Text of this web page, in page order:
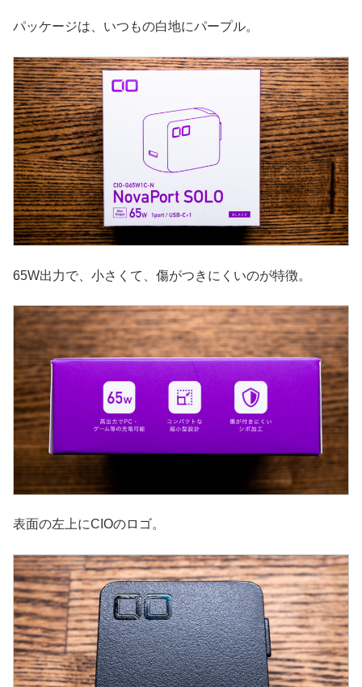
パッケージは、いつもの白地にパープル。
65W出力で、小さくて、傷がつきにくいのが特徴。
表面の左上にCIOのロゴ。